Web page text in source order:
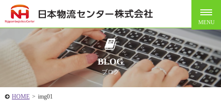
BLOG
ブログ
HOME > img01